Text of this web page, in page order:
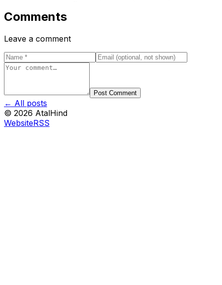
Comments
Leave a comment
Post Comment
← All posts
© 2026 AtalHind
WebsiteRSS